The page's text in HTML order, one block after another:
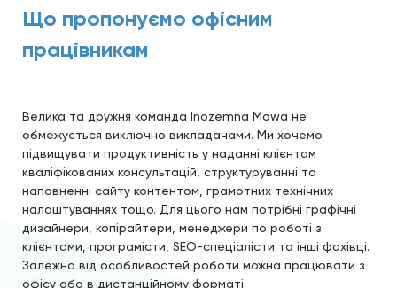
Що пропонуємо офісним
працівникам
Велика та дружня команда Inozemna Mowa не
обмежується виключно викладачами. Ми хочемо
підвищувати продуктивність у наданні клієнтам
кваліфікованих консультацій, структуруванні та
наповненні сайту контентом, грамотних технічних
налаштуваннях тощо. Для цього нам потрібні графічні
дизайнери, копірайтери, менеджери по роботі з
клієнтами, програмісти, SEO-спеціалісти та інші фахівці.
Залежно від особливостей роботи можна працювати з
офісу або в дистанційному форматі.